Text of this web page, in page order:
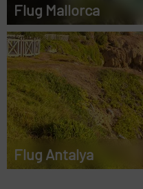
Flug Mallorca
Flug Antalya